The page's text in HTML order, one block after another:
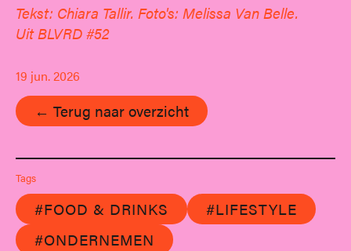
Tekst: Chiara Tallir. Foto's: Melissa Van Belle.
Uit BLVRD #52
19 jun. 2026
← Terug naar overzicht
Tags
#FOOD & DRINKS
#LIFESTYLE
#ONDERNEMEN